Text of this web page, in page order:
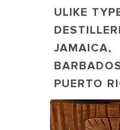
ULIKE
JAMAICA,
PUERTO
Jamaican rum
deep, rich flavor.